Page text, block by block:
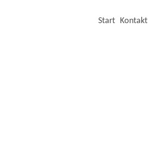
Start Kontakt